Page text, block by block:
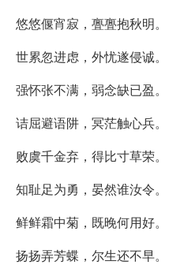
悠悠偃宵寂，亹亹抱秋明。
世累忽进虑，外忧遂侵诚。
强怀张不满，弱念缺已盈。
诘屈避语阱，冥茫触心兵。
败虞千金弃，得比寸草荣。
知耻足为勇，晏然谁汝令。
鲜鲜霜中菊，既晚何用好。
扬扬弄芳蝶，尔生还不早。